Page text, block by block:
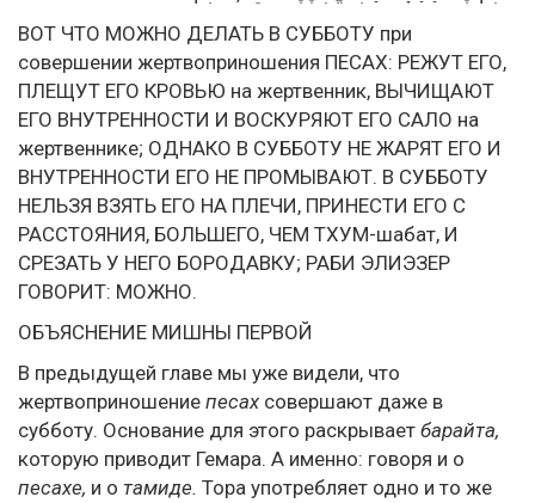
ВОТ ЧТО МОЖНО ДЕЛАТЬ В СУББОТУ при
совершении жертвоприношения ПЕСАХ: РЕЖУТ ЕГО,
ПЛЕЩУТ ЕГО КРОВЬЮ на жертвенник, ВЫЧИЩАЮТ
ЕГО ВНУТРЕННОСТИ И ВОСКУРЯЮТ ЕГО САЛО на
жертвеннике; ОДНАКО В СУББОТУ НЕ ЖАРЯТ ЕГО И
ВНУТРЕННОСТИ ЕГО НЕ ПРОМЫВАЮТ. В СУББОТУ
НЕЛЬЗЯ ВЗЯТЬ ЕГО НА ПЛЕЧИ, ПРИНЕСТИ ЕГО С
РАССТОЯНИЯ, БОЛЬШЕГО, ЧЕМ ТХУМ-шабат, И
СРЕЗАТЬ У НЕГО БОРОДАВКУ; РАБИ ЭЛИЭЗЕР
ГОВОРИТ: МОЖНО.
ОБЪЯСНЕНИЕ МИШНЫ ПЕРВОЙ
В предыдущей главе мы уже видели, что
жертвоприношение песах совершают даже в
субботу. Основание для этого раскрывает барайта,
которую приводит Гемара. А именно: говоря и о
песахе, и о тамиде. Тора употребляет одно и то же